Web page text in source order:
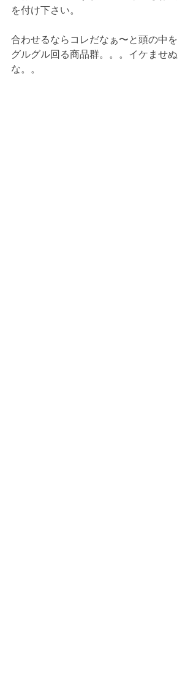
を付け下さい。
合わせるならコレだなぁ〜と頭の中を
グルグル回る商品群。。。イケませぬ
な。。